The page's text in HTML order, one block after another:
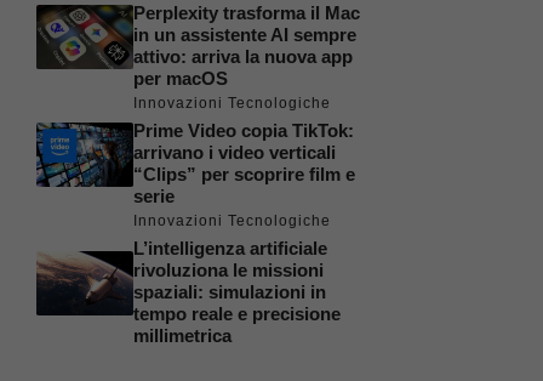
Perplexity trasforma il Mac
in un assistente AI sempre
attivo: arriva la nuova app
per macOS
Innovazioni Tecnologiche
Prime Video copia TikTok:
arrivano i video verticali
“Clips” per scoprire film e
serie
Innovazioni Tecnologiche
L’intelligenza artificiale
rivoluziona le missioni
spaziali: simulazioni in
tempo reale e precisione
millimetrica